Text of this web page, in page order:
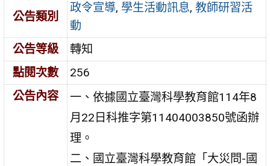
公告類別
政令宣導, 學生活動訊息,教師研習活
動
公告等級
轉知
點閱次數
256
公告內容
一、依據國立臺灣科學教育館114年8
月22日科推字第11404003850號函辦
理。
二、國立臺灣科學教育館「大災問-國